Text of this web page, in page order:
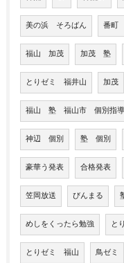
美の浜 そろばん 番町
福山 加茂 加茂 塾
とりゼミ 福井山 加茂
福山 塾 福山市 個別指導
神辺 個別 塾 個別
豪華う発表 合格発表
笠岡放送 びんまる
めしをくったら勉強 と
とりゼミ 福山 鳥ゼミ